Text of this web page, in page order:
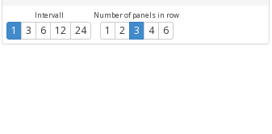
Intervall
1 3 6 12 24
Number of panels in row
1 2 3 4 6